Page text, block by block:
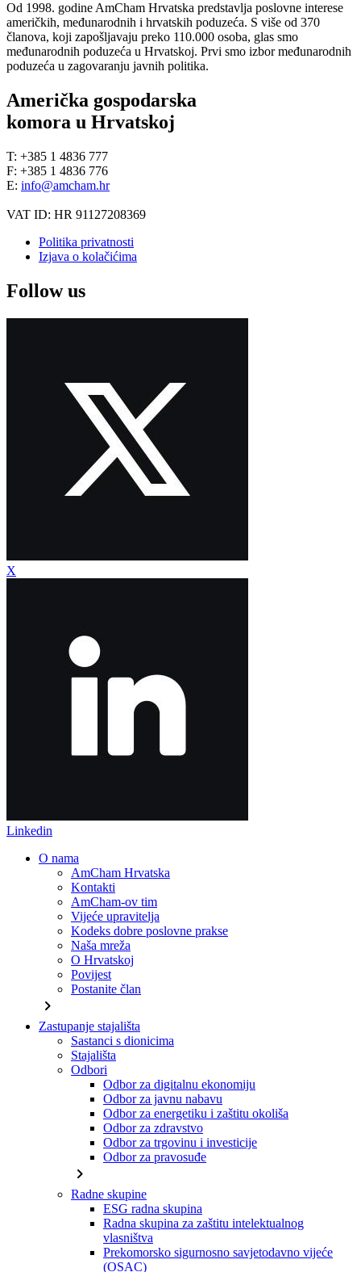
Od 1998. godine AmCham Hrvatska predstavlja poslovne interese
američkih, međunarodnih i hrvatskih poduzeća. S više od 370
članova, koji zapošljavaju preko 110.000 osoba, glas smo
međunarodnih poduzeća u Hrvatskoj. Prvi smo izbor međunarodnih
poduzeća u zagovaranju javnih politika.
Američka gospodarska
komora u Hrvatskoj
T: +385 1 4836 777
F: +385 1 4836 776
E: info@amcham.hr
VAT ID: HR 91127208369
Politika privatnosti
Izjava o kolačićima
Follow us
X
Linkedin
O nama
AmCham Hrvatska
Kontakti
AmCham-ov tim
Vijeće upravitelja
Kodeks dobre poslovne prakse
Naša mreža
O Hrvatskoj
Povijest
Postanite član
chevron_right
Zastupanje stajališta
Sastanci s dionicima
Stajališta
Odbori
Odbor za digitalnu ekonomiju
Odbor za javnu nabavu
Odbor za energetiku i zaštitu okoliša
Odbor za zdravstvo
Odbor za trgovinu i investicije
Odbor za pravosuđe
chevron_right
Radne skupine
ESG radna skupina
Radna skupina za zaštitu intelektualnog
vlasništva
Prekomorsko sigurnosno savjetodavno vijeće
(OSAC)